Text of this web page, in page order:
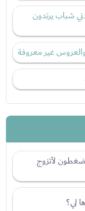
شباب يرتدون
غير معروفة
لأتزوج
لي؟